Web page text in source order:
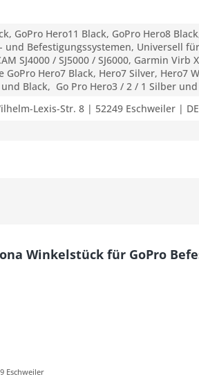
GoPro Hero11 Black, GoPro Hero8
und Befestigungssystemen, Universell
SJ4000 / SJ5000 / SJ6000, Garmin
GoPro Hero7 Black, Hero7 Silver, Hero7
Black, Go Pro Hero3 / 2 / 1 Silber
Lexis-Str. 8 | 52249 Eschweiler | DE
Winkelstück für GoPro
Eschweiler